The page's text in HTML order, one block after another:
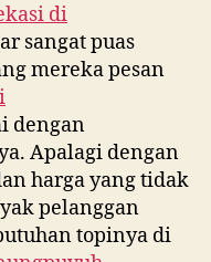
di
sangat puas
mereka pesan
dengan
Apalagi dengan
harga yang tidak
pelanggan
topinya di